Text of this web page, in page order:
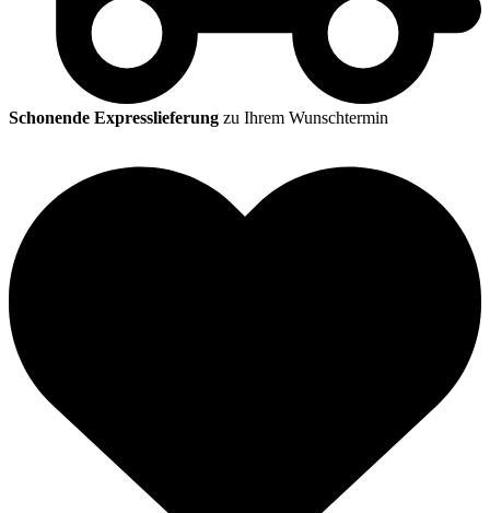
Schonende Expresslieferung zu Ihrem Wunschtermin